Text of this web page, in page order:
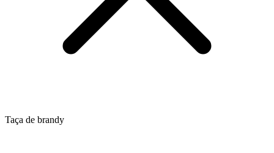
Taça de brandy